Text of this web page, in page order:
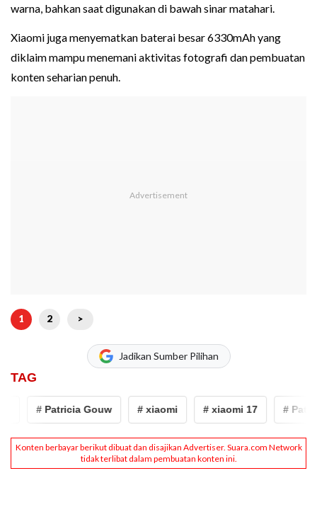
warna, bahkan saat digunakan di bawah sinar matahari.
Xiaomi juga menyematkan baterai besar 6330mAh yang
diklaim mampu menemani aktivitas fotografi dan pembuatan
konten seharian penuh.
1 2 >
Jadikan Sumber Pilihan
TAG
# Patricia Gouw # xiaomi # xiaomi 17 #